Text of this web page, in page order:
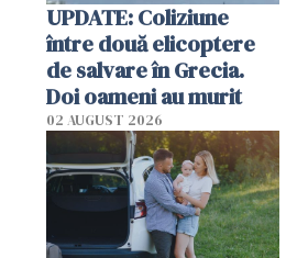
UPDATE: Coliziune
între două elicoptere
de salvare în Grecia.
Doi oameni au murit
02 AUGUST 2026